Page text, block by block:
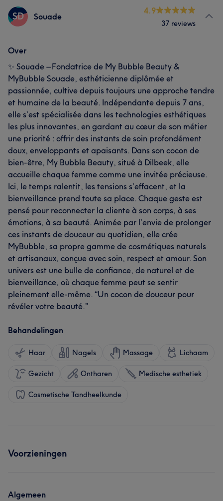
SD Souade
4.9
37 reviews
Over
✨ Souade – Fondatrice de My Bubble Beauty &
MyBubble Souade, esthéticienne diplômée et
passionnée, cultive depuis toujours une approche tendre
et humaine de la beauté. Indépendante depuis 7 ans,
elle s’est spécialisée dans les technologies esthétiques
les plus innovantes, en gardant au cœur de son métier
une priorité : offrir des instants de soin profondément
doux, enveloppants et apaisants. Dans son cocon de
bien-être, My Bubble Beauty, situé à Dilbeek, elle
accueille chaque femme comme une invitée précieuse.
Ici, le temps ralentit, les tensions s’effacent, et la
bienveillance prend toute sa place. Chaque geste est
pensé pour reconnecter la cliente à son corps, à ses
émotions, à sa beauté. Animée par l’envie de prolonger
ces instants de douceur au quotidien, elle crée
MyBubble, sa propre gamme de cosmétiques naturels
et artisanaux, conçue avec soin, respect et amour. Son
univers est une bulle de confiance, de naturel et de
bienveillance, où chaque femme peut se sentir
pleinement elle-même. “Un cocon de douceur pour
révéler votre beauté.”
Behandelingen
Haar Nagels Massage Lichaam
Gezicht Ontharen Medische esthetiek
Cosmetische Tandheelkunde
Voorzieningen
Algemeen